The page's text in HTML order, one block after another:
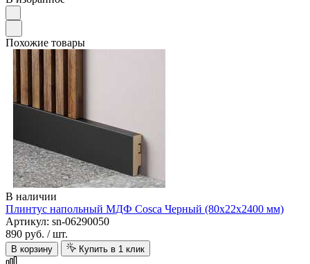
Похожие товары
В наличии
Плинтус напольный МДФ Cosca Черный (80х22х2400 мм)
Артикул: sn-06290050
890 руб. / шт.
В корзину Купить в 1 клик